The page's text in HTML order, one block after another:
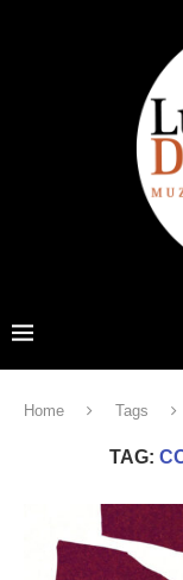
Home Tags
TAG: